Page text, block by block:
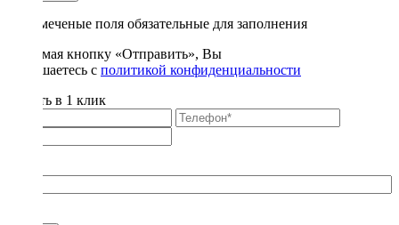
* - отмеченые поля обязательные для заполнения
Нажимая кнопку «Отправить», Вы
соглашаетесь с политикой конфиденциальности
Купить в 1 клик